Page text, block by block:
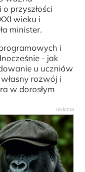
przyszłości
wieku i
minister.
i
- jak
u uczniów
rozwój i
w dorosłym